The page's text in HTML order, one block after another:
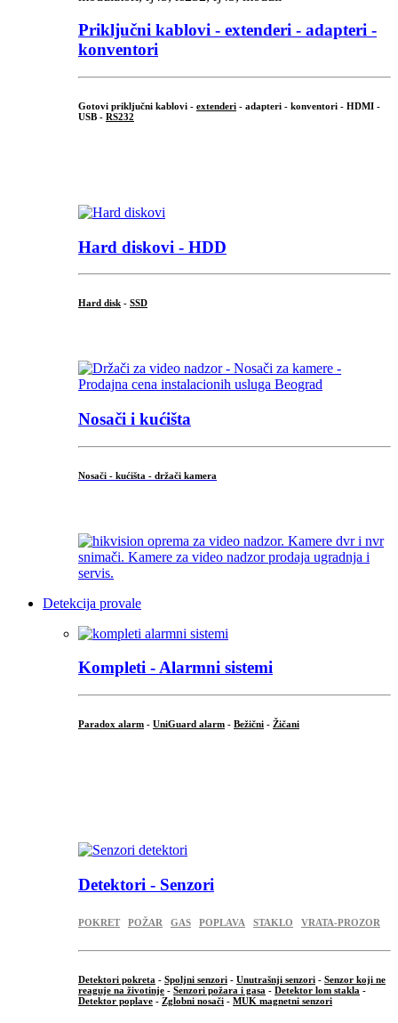
Priključni kablovi - extenderi - adapteri -
konventori
Gotovi priključni kablovi - extenderi - adapteri - konventori - HDMI -
USB - RS232
Hard diskovi - HDD
Hard disk - SSD
Nosači i kućišta
Nosači - kućišta - držači kamera
Detekcija provale
Kompleti - Alarmni sistemi
Paradox alarm - UniGuard alarm - Bežični - Žičani
Detektori - Senzori
POKRET POŽAR GAS POPLAVA STAKLO VRATA-PROZOR
Detektori pokreta - Spoljni senzori - Unutrašnji senzori - Senzor koji ne
reaguje na životinje - Senzori požara i gasa - Detektor lom stakla -
Detektor poplave - Zglobni nosači - MUK magnetni senzori